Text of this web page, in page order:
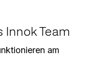
Innok Team
am